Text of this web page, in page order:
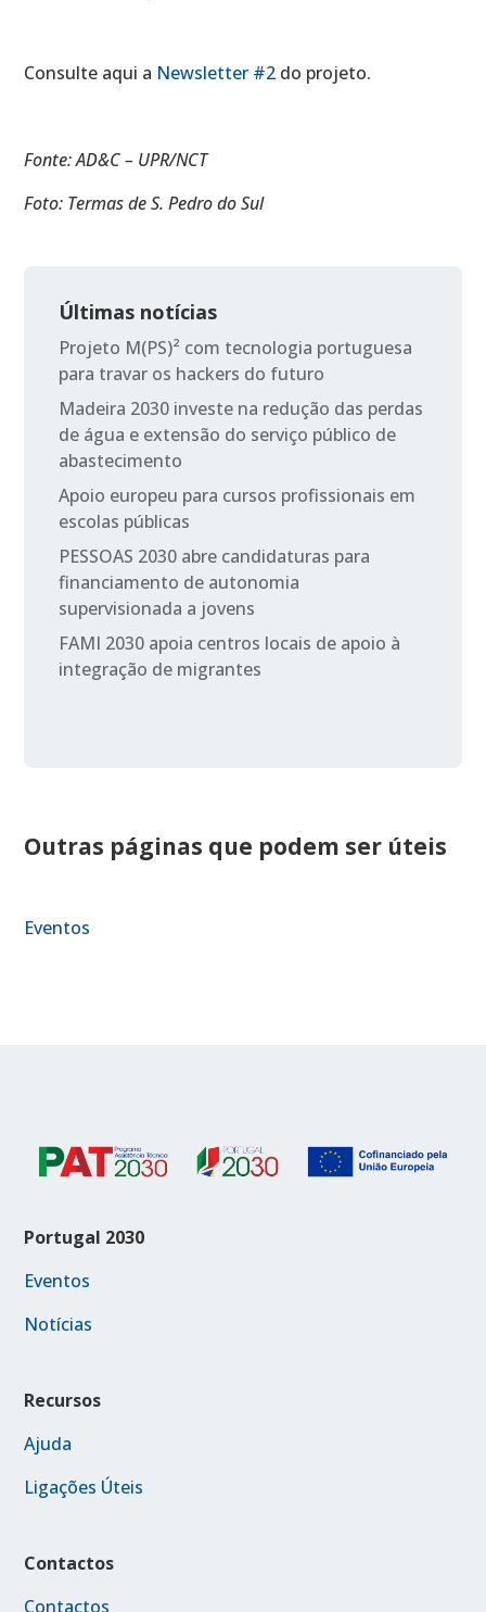
Consulte aqui a Newsletter #2 do projeto.
Fonte: AD&C – UPR/NCT
Foto: Termas de S. Pedro do Sul
Últimas notícias
Projeto M(PS)² com tecnologia portuguesa
para travar os hackers do futuro
Madeira 2030 investe na redução das perdas
de água e extensão do serviço público de
abastecimento
Apoio europeu para cursos profissionais em
escolas públicas
PESSOAS 2030 abre candidaturas para
financiamento de autonomia
supervisionada a jovens
FAMI 2030 apoia centros locais de apoio à
integração de migrantes
Outras páginas que podem ser úteis
Eventos
Portugal 2030
Eventos
Notícias
Recursos
Ajuda
Ligações Úteis
Contactos
Contactos